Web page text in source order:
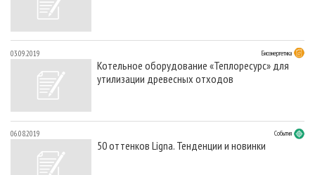
03.09.2019 Биоэнергетика
Котельное оборудование «Теплоресурс» для
утилизации древесных отходов
06.08.2019 События
50 оттенков Ligna. Тенденции и новинки